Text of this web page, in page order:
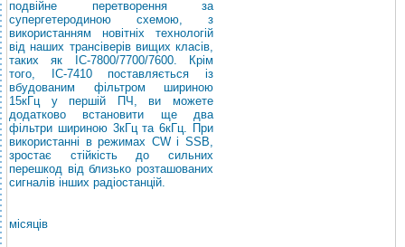
подвійне перетворення за
супергетеродиною схемою, з
використанням новітніх технологій
від наших трансіверів вищих класів,
таких як IC-7800/7700/7600. Крім
того, IC-7410 поставляється із
вбудованим фільтром шириною
15кГц у першій ПЧ, ви можете
додатково встановити ще два
фільтри шириною 3кГц та 6кГц. При
використанні в режимах CW і SSB,
зростає стійкість до сильних
перешкод від близько розташованих
сигналів інших радіостанцій.
місяців